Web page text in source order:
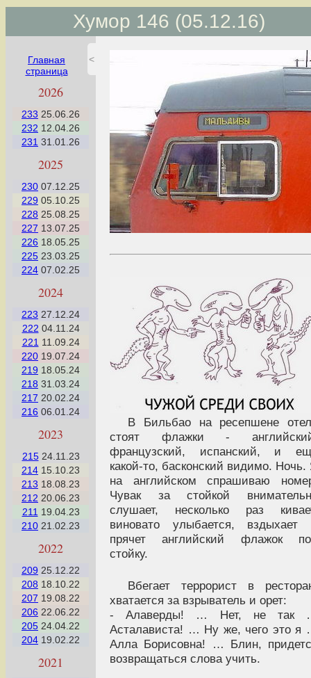
Хумор 146 (05.12.16)
<
Главная
страница
2026
233 25.06.26
232 12.04.26
231 31.01.26
2025
230 07.12.25
229 05.10.25
228 25.08.25
227 13.07.25
226 18.05.25
225 23.03.25
224 07.02.25
2024
223 27.12.24
222 04.11.24
221 11.09.24
220 19.07.24
219 18.05.24
218 31.03.24
217 20.02.24
216 06.01.24
2023
21524.11.23
214 15.10.23
213 18.08.23
212 20.06.23
211 19.04.23
210 21.02.23
2022
209 25.12.22
208 18.10.22
207 19.08.22
206 22.06.22
205 24.04.22
204 19.02.22
2021
В Бильбао на ресепшене
стоят флажки -
французский, испанский, и
какой-то, басконский видимо. Ночь.
на английском спрашиваю
Чувак за стойкой
слушает, несколько раз
виновато улыбается, вздыхает
прячет английский флажок
стойку.
Вбегает террорист в
хватается за взрыватель и орет:
- Алаверды! … Нет, не так
Асталависта! … Ну же, чего это я
Алла Борисовна! … Блин,
возвращаться слова учить.